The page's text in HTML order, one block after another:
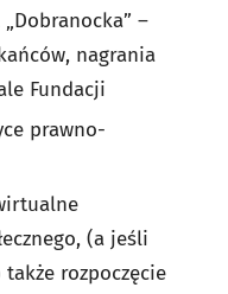
–
nagrania
Fundacji
prawno-
(a jeśli
rozpoczęcie